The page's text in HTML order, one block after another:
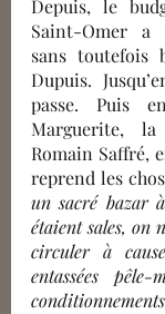
Depuis, le
Saint-Omer a
sans toutefois
Dupuis.
passe. Puis
Marguerite, la
Romain Saffré,
reprend les
un sacré bazar
étaient sales, on
circuler à
entassées